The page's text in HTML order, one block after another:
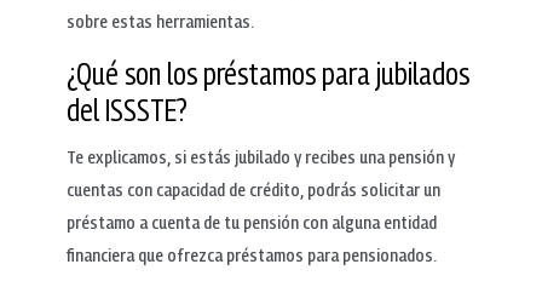
sobre estas herramientas.
¿Qué son los préstamos para jubilados
del ISSSTE?
Te explicamos, si estás jubilado y recibes una pensión y
cuentas con capacidad de crédito, podrás solicitar un
préstamo a cuenta de tu pensión con alguna entidad
financiera que ofrezca préstamos para pensionados.